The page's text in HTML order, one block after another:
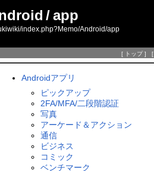
/app
index.php?Memo/Android/app
[ トップ] [
Androidアプリ
ピックアップ
2FA/MFA/二段階認証
写真
アーケード＆アクション
通信
ビジネス
コミック
ベンチマーク